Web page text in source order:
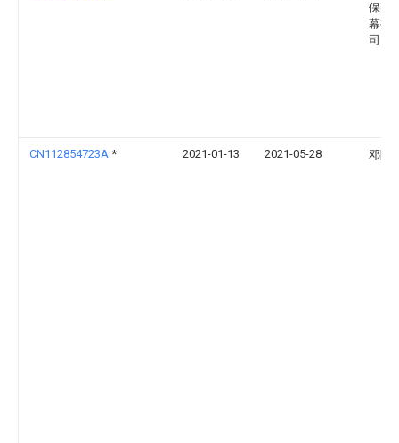
保建
幕有
司
CN112854723A * 2021-01-13 2021-05-28 邓阿